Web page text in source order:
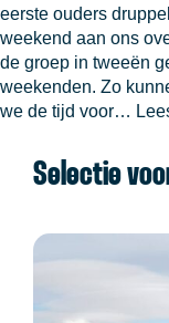
eerste ouders
weekend aan ons
de groep in tweeën
weekenden. Zo
we de tijd voor…
Selectie